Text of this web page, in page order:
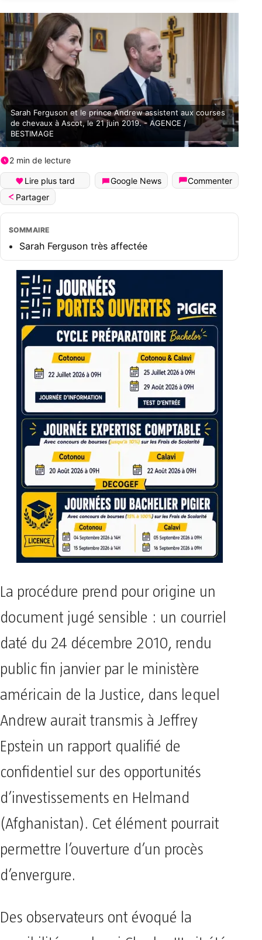
Sarah Ferguson et le prince Andrew assistent aux courses
de chevaux à Ascot, le 21 juin 2019. - AGENCE /
BESTIMAGE
2 min de lecture
Lire plus tard Google News
Commenter
Partager
SOMMAIRE
Sarah Ferguson très affectée
La procédure prend pour origine un
document jugé sensible : un courriel
daté du 24 décembre 2010, rendu
public fin janvier par le ministère
américain de la Justice, dans lequel
Andrew aurait transmis à Jeffrey
Epstein un rapport qualifié de
confidentiel sur des opportunités
d’investissements en Helmand
(Afghanistan). Cet élément pourrait
permettre l’ouverture d’un procès
d’envergure.
Des observateurs ont évoqué la